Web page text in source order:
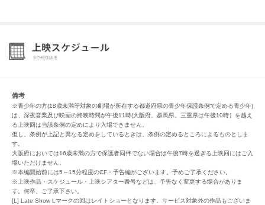
備考
※青少年の方(18歳未満等対象の劇場が所在する都道府県の青少年保護条例で定める青少年)
は、深夜営業及び映画の終映時間が午後11時(大阪府、群馬県、三重県は午後10時）を越え
る上映回は当該条例の定めにより入場できません。
但し、条例が上記と異なる定めをしているときは、条例の定めるところによるものとしま
す。
大阪府においては16歳未満の方で保護者同伴でない場合は午後7時を過ぎる上映回にはご入
場いただけません。
※本編開始前には5～15分程度のCF・予告編がございます。予めご了承ください。
※上映作品・スケジュール・上映シアター番号などは、予告なく変更する場合がありま
す。何卒、ご了承下さい。
[L] Late Show Lマークの回はレイトショーとなります。サービス対象外の作品もございま